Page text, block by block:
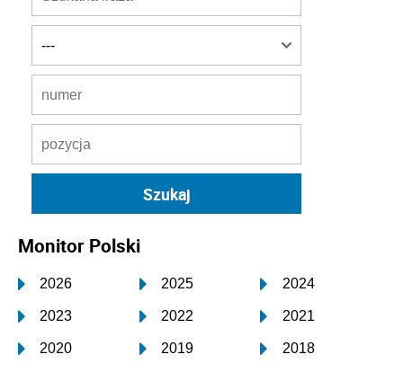
Monitor Polski
2026 2025 2024
2023 2022 2021
2020 2019 2018